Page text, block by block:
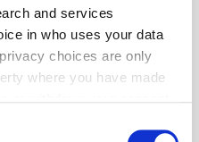
and services
in who uses your data
choices are only
where you have made